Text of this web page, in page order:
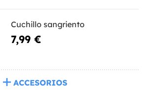
Cuchillo sangriento
7,99 €
ACCESORIOS